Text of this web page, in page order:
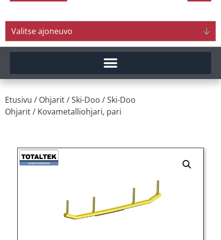
Valitse ajoneuvo
Etusivu / Ohjarit/Ski-Doo /Ski-Doo
Ohjarit/ Kovametalliohjari, pari